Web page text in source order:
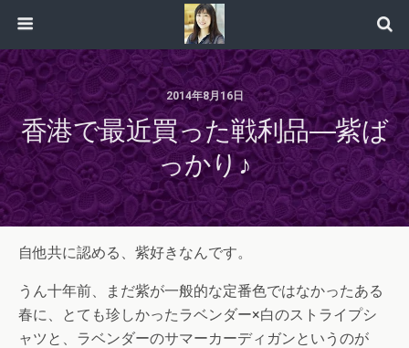
2014年8月16日
香港で最近買った戦利品―紫ば
っかり♪
自他共に認める、紫好きなんです。
うん十年前、まだ紫が一般的な定番色ではなかったある
春に、とても珍しかったラベンダー×白のストライプシ
ャツと、ラベンダーのサマーカーディガンというのが